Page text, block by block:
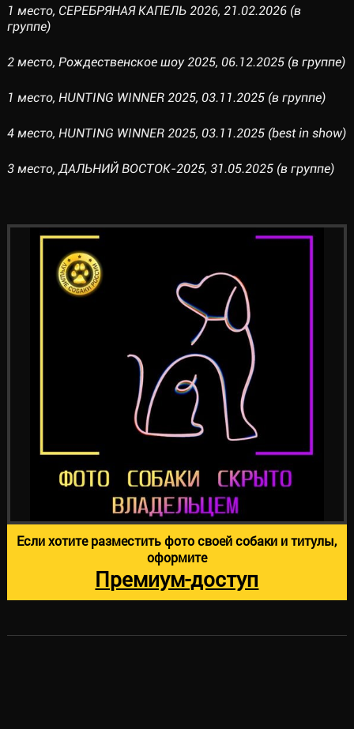
1 место, СЕРЕБРЯНАЯ КАПЕЛЬ 2026, 21.02.2026 (в
группе)
2 место, Рождественское шоу 2025, 06.12.2025 (в группе)
1 место, HUNTING WINNER 2025, 03.11.2025 (в группе)
4 место, HUNTING WINNER 2025, 03.11.2025 (best in show)
3 место, ДАЛЬНИЙ ВОСТОК-2025, 31.05.2025 (в группе)
Если хотите разместить фото своей собаки и титулы,
оформите
Премиум-доступ